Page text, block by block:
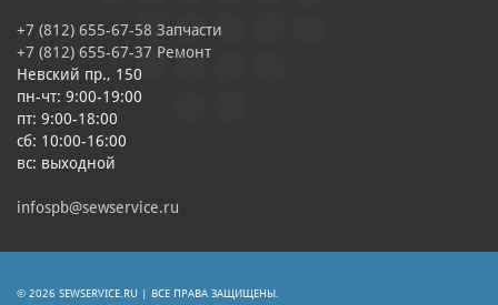
+7 (812) 655-67-58 Запчасти
+7 (812) 655-67-37 Ремонт
Невский пр., 150
пн-чт: 9:00-19:00
пт: 9:00-18:00
сб: 10:00-16:00
вс: выходной
infospb@sewservice.ru
© 2026 SEWSERVICE.RU | ВСЕ ПРАВА ЗАЩИЩЕНЫ.